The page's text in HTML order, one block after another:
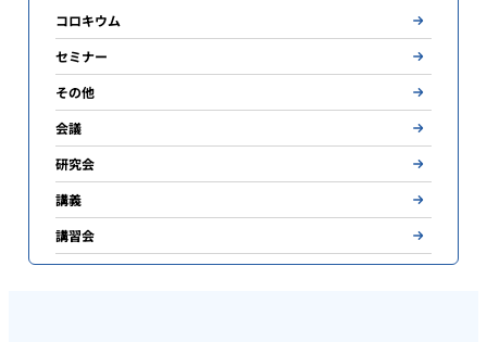
コロキウム
セミナー
その他
会議
研究会
講義
講習会